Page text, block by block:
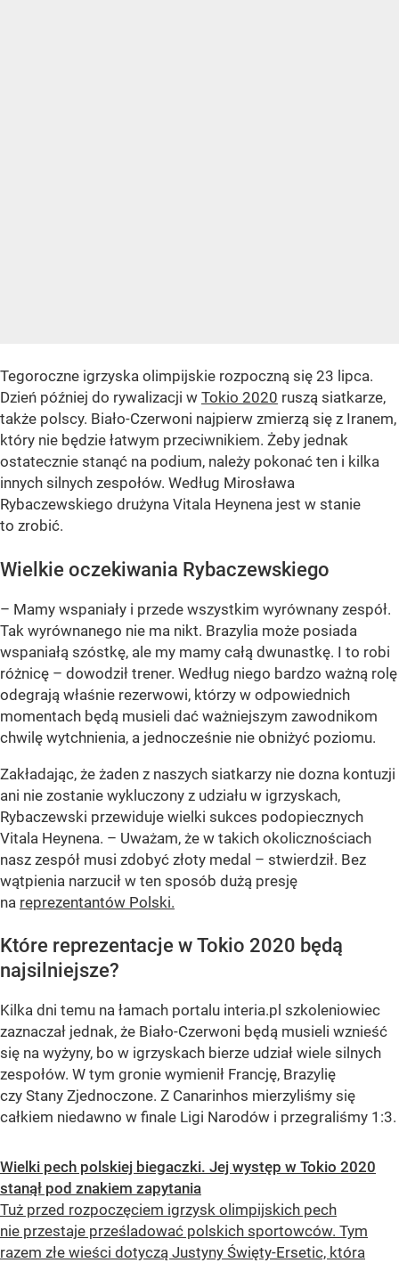
Tegoroczne igrzyska olimpijskie rozpoczną się 23 lipca.
Dzień później do rywalizacji w Tokio 2020 ruszą siatkarze,
także polscy. Biało-Czerwoni najpierw zmierzą się z Iranem,
który nie będzie łatwym przeciwnikiem. Żeby jednak
ostatecznie stanąć na podium, należy pokonać ten i kilka
innych silnych zespołów. Według Mirosława
Rybaczewskiego drużyna Vitala Heynena jest w stanie
to zrobić.
Wielkie oczekiwania Rybaczewskiego
– Mamy wspaniały i przede wszystkim wyrównany zespół.
Tak wyrównanego nie ma nikt. Brazylia może posiada
wspaniałą szóstkę, ale my mamy całą dwunastkę. I to robi
różnicę – dowodził trener. Według niego bardzo ważną rolę
odegrają właśnie rezerwowi, którzy w odpowiednich
momentach będą musieli dać ważniejszym zawodnikom
chwilę wytchnienia, a jednocześnie nie obniżyć poziomu.
Zakładając, że żaden z naszych siatkarzy nie dozna kontuzji
ani nie zostanie wykluczony z udziału w igrzyskach,
Rybaczewski przewiduje wielki sukces podopiecznych
Vitala Heynena. – Uważam, że w takich okolicznościach
nasz zespół musi zdobyć złoty medal – stwierdził. Bez
wątpienia narzucił w ten sposób dużą presję
na reprezentantów Polski.
Które reprezentacje w Tokio 2020 będą
najsilniejsze?
Kilka dni temu na łamach portalu interia.pl szkoleniowiec
zaznaczał jednak, że Biało-Czerwoni będą musieli wznieść
się na wyżyny, bo w igrzyskach bierze udział wiele silnych
zespołów. W tym gronie wymienił Francję, Brazylię
czy Stany Zjednoczone. Z Canarinhos mierzyliśmy się
całkiem niedawno w finale Ligi Narodów i przegraliśmy 1:3.
Wielki pech polskiej biegaczki. Jej występ w Tokio 2020
stanął pod znakiem zapytania
Tuż przed rozpoczęciem igrzysk olimpijskich pech
nie przestaje prześladować polskich sportowców. Tym
razem złe wieści dotyczą Justyny Święty-Ersetic, która